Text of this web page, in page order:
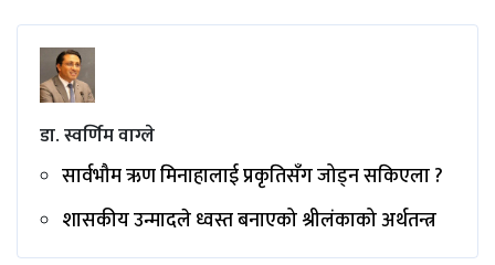
डा. स्वर्णिम वाग्ले
सार्वभौम ऋण मिनाहालाई प्रकृतिसँग जोड्न सकिएला ?
शासकीय उन्मादले ध्वस्त बनाएको श्रीलंकाको अर्थतन्त्र